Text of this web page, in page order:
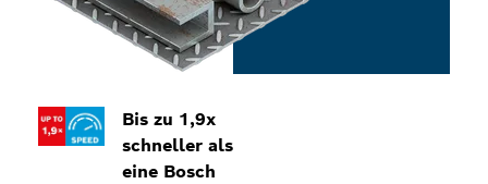
Bis zu 1,9x
schneller als
eine Bosch